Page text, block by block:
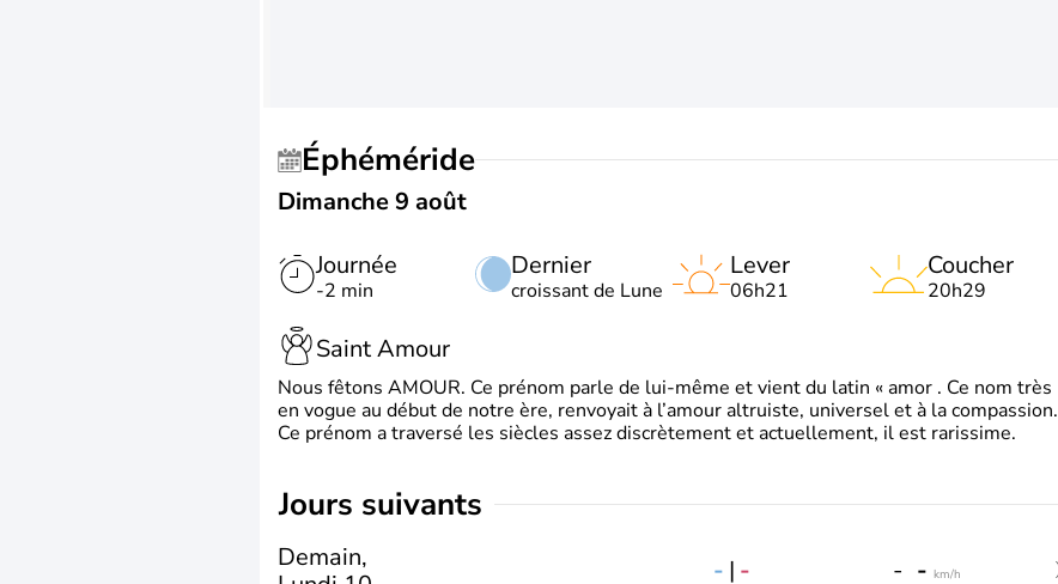
Éphéméride
Dimanche 9 août
Journée
-2 min
Dernier
croissant de Lune
Lever
06h21
Coucher
20h29
Saint Amour
Nous fêtons AMOUR. Ce prénom parle de lui-même et vient du latin « amor . Ce nom très
en vogue au début de notre ère, renvoyait à l’amour altruiste, universel et à la compassion.
Ce prénom a traversé les siècles assez discrètement et actuellement, il est rarissime.
jours suivants
Demain,
- | - - - km/h